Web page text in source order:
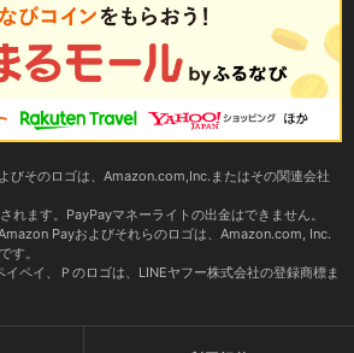
びそのロゴは、Amazon.com,Inc.またはその関連会社
れます。PayPayマネーライトの出金はできません。
Payおよびそれらのロゴは、Amazon.com, Inc.
す。
ペイ、Ｐのロゴは、LINEヤフー株式会社の登録商標ま